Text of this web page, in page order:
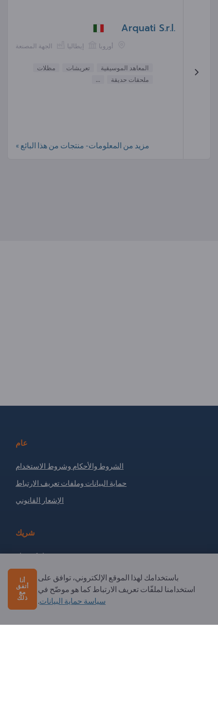
Arquati S.r.l.
الجهة المصنعة إيطاليا أوروبا
المعاهد الموسيقية تعريشات
مظلات
ملحقات حديقة
...
مزيد من المعلومات- منتجات من هذا البائع »
عام
الشروط والأحكام وشروط الاستخدام
حماية البيانات وملفات تعريف الارتباط
الإشعار القانوني
شريك
سجل كشريك
الاشتراك في النشرة الإخبارية
لديك أسئلة؟
باستخدامك لهذا الموقع الإلكتروني، توافق على
استخدامنا لملفّات تعريف الارتباط كما هو موضّح في
سياسة حماية البيانات.
أنا
أتفق
مع
ذلك